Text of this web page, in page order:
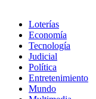
Loterías
Economía
Tecnología
Judicial
Política
Entretenimiento
Mundo